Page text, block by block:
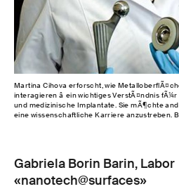
Martina Cihova erforscht, wie
interagieren â ein wichtiges VerstÃ¤ndnis
und medizinische Implantate. Sie mÃ¶chte
eine wissenschaftliche Karriere anzustreben.
Gabriela Borin Barin, Labor
«nanotech@surfaces»